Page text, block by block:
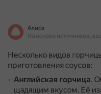
Алиса
Несколько видов
приготовления соусов:
Английская горчица.
щадящим вкусом. Её